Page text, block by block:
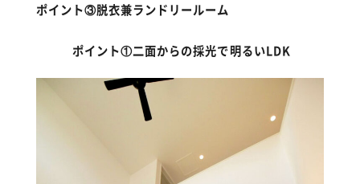
ポイント③脱衣兼ランドリールーム
ポイント①二面からの採光で明るいLDK